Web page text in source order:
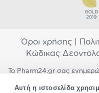
Αυτή η ιστοσελίδα
Όροι χρήσης
Κώδικας
Το Pharm24.gr σας
προορίζονται για την